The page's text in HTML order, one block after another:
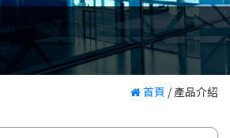
首頁 / 產品介紹